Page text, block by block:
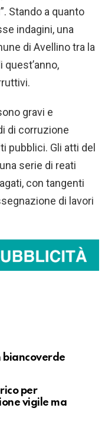
Stando a quanto
indagini, una
di Avellino tra la
gravi e
di corruzione
pubblici. Gli atti del
serie di reati
con tangenti
di lavori
biancoverde
per
vigile ma